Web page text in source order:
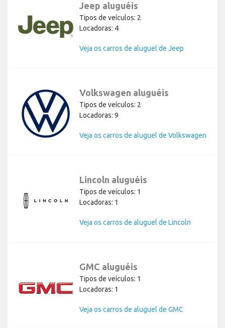
Jeep aluguéis
Tipos de veículos: 2
Locadoras: 4
Veja os carros de aluguel de Jeep
Volkswagen aluguéis
Tipos de veículos: 2
Locadoras: 9
Veja os carros de aluguel de Volkswagen
Lincoln aluguéis
Tipos de veículos: 1
Locadoras: 1
Veja os carros de aluguel de Lincoln
GMC aluguéis
Tipos de veículos: 1
Locadoras: 1
Veja os carros de aluguel de GMC